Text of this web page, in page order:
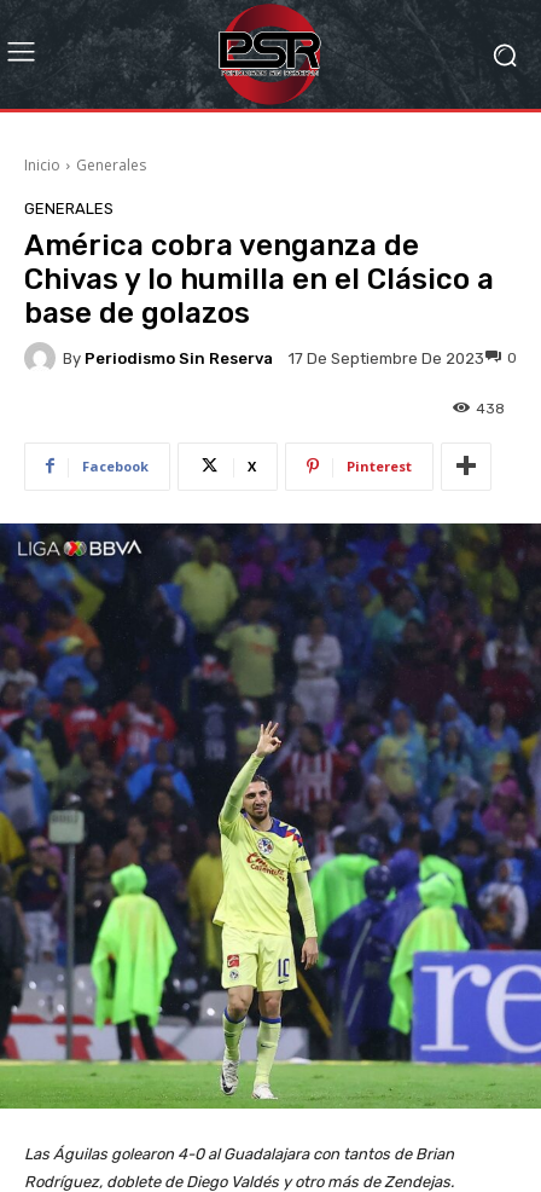
Inicio Generales
GENERALES
América cobra venganza de
Chivas y lo humilla en el Clásico a
base de golazos
By Periodismo Sin Reserva 17 De Septiembre De 2023 0
438
Facebook X Pinterest
Las Águilas golearon 4-0 al Guadalajara con tantos de Brian
Rodríguez, doblete de Diego Valdés y otro más de Zendejas.